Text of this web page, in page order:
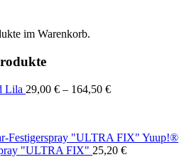
im Warenkorb.
Lila 29,00 € – 164,50 €
Yuup!®
"ULTRA FIX" 25,20 €